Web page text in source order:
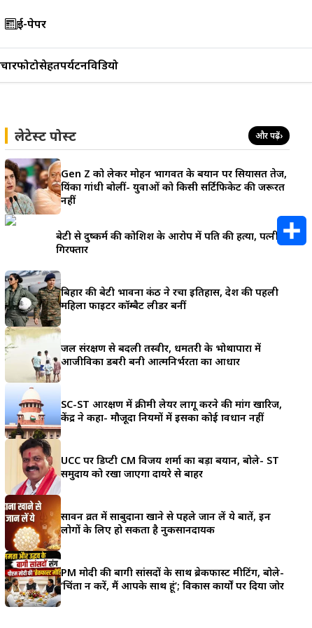
ई-पेपर
फोटोसेहतपर्यटनविडियो
लेटेस्ट पोस्ट और पढ़ें›
Gen Z को लेकर मोहन भागवत के बयान पर सियासत तेज,
प्रियंका गांधी बोलीं- युवाओं को किसी सर्टिफिकेट की जरूरत
नहीं
बेटी से दुष्कर्म की कोशिश के आरोप में पति की हत्या, पत्नी
गिरफ्तार
बिहार की बेटी भावना कंठ ने रचा इतिहास, देश की पहली
महिला फाइटर कॉम्बैट लीडर बनीं
जल संरक्षण से बदली तस्वीर, धमतरी के भोथापारा में
आजीविका डबरी बनी आत्मनिर्भरता का आधार
SC-ST आरक्षण में क्रीमी लेयर लागू करने की मांग खारिज,
केंद्र ने कहा- मौजूदा नियमों में इसका कोई प्रावधान नहीं
UCC पर डिप्टी CM विजय शर्मा का बड़ा बयान, बोले- ST
समुदाय को रखा जाएगा दायरे से बाहर
सावन व्रत में साबुदाना खाने से पहले जान लें ये बातें, इन
लोगों के लिए हो सकता है नुकसानदायक
PM मोदी की बागी सांसदों के साथ ब्रेकफास्ट मीटिंग, बोले-
‘चिंता न करें, मैं आपके साथ हूं’; विकास कार्यों पर दिया जोर
h